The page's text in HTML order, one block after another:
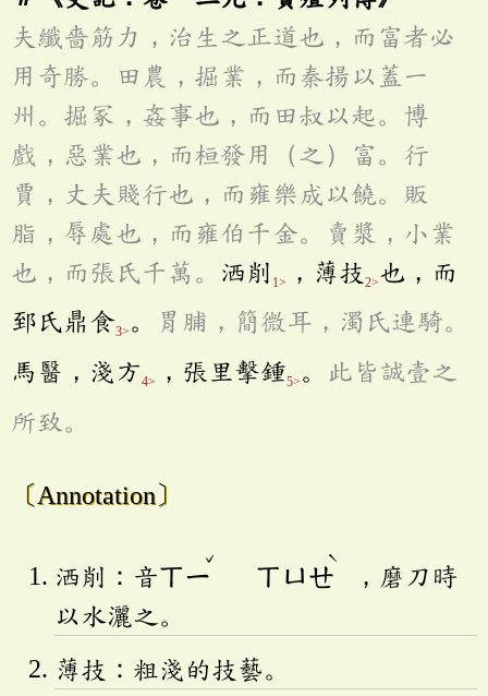
夫纖嗇筋力，治生之正道也，而富者必
用奇勝。田農，掘業，而秦揚以蓋一
州。掘冢，姦事也，而田叔以起。博
戲，惡業也，而桓發用（之）富。行
賈，丈夫賤行也，而雍樂成以饒。販
脂，辱處也，而雍伯千金。賣漿，小業
也，而張氏千萬。 洒削 1> ，薄技 2>也，而
郅氏鼎食3> 。
胃脯，簡微耳，濁氏連騎。
馬醫，淺方4> ，張里擊鍾5> 。
此皆誠壹之
所致。
〔Annotation〕
洒削：音ㄒㄧ
ˇ
ㄒㄩㄝ
ˋ
，磨刀時
以水灑之。
薄技：粗淺的技藝。